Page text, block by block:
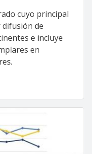
cuyo principal
difusión de
e incluye
en